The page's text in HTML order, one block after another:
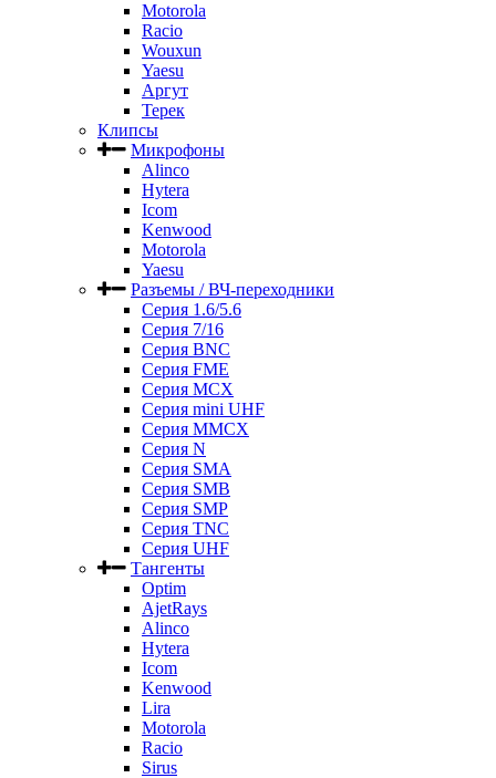
Motorola
Racio
Wouxun
Yaesu
Аргут
Терек
Клипсы
Микрофоны
Alinco
Hytera
Icom
Kenwood
Motorola
Yaesu
Разъемы / ВЧ-переходники
Серия 1.6/5.6
Серия 7/16
Серия BNC
Серия FME
Серия MCX
Серия mini UHF
Серия MMCX
Серия N
Серия SMA
Серия SMB
Серия SMP
Серия TNC
Серия UHF
Тангенты
Optim
AjetRays
Alinco
Hytera
Icom
Kenwood
Lira
Motorola
Racio
Sirus